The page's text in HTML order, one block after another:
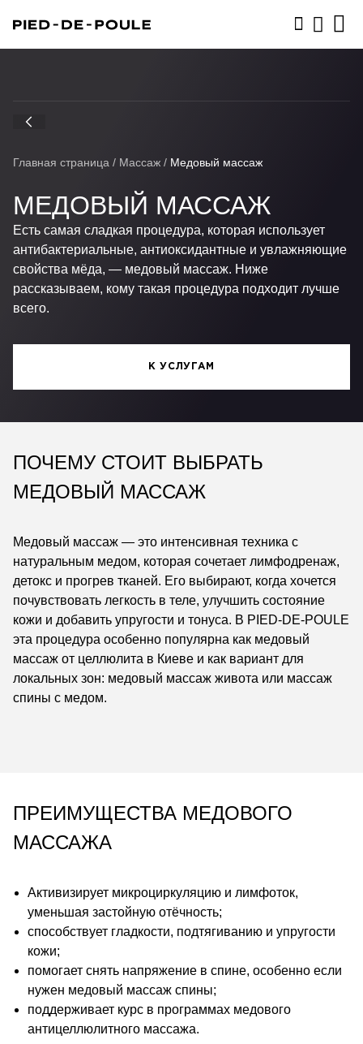
Главная страница / Массаж / Медовый массаж
МЕДОВЫЙ МАССАЖ
Есть самая сладкая процедура, которая использует
антибактериальные, антиоксидантные и увлажняющие
свойства мёда, — медовый массаж. Ниже
рассказываем, кому такая процедура подходит лучше
всего.
К УСЛУГАМ
ПОЧЕМУ СТОИТ ВЫБРАТЬ
МЕДОВЫЙ МАССАЖ
Медовый массаж — это интенсивная техника с
натуральным медом, которая сочетает лимфодренаж,
детокс и прогрев тканей. Его выбирают, когда хочется
почувствовать легкость в теле, улучшить состояние
кожи и добавить упругости и тонуса. В PIED-DE-POULE
эта процедура особенно популярна как медовый
массаж от целлюлита в Киеве и как вариант для
локальных зон: медовый массаж живота или массаж
спины с медом.
ПРЕИМУЩЕСТВА МЕДОВОГО
МАССАЖА
Активизирует микроциркуляцию и лимфоток,
уменьшая застойную отёчность;
способствует гладкости, подтягиванию и упругости
кожи;
помогает снять напряжение в спине, особенно если
нужен медовый массаж спины;
поддерживает курс в программах медового
антицеллюлитного массажа.